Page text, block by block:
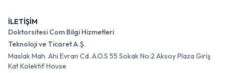
İLETİŞİM
Doktorsitesi Com Bilgi Hizmetleri
Teknoloji ve Ticaret A.Ş.
Maslak Mah. Ahi Evran Cd. A.O.S 55 Sokak No:2 Aksoy Plaza Giriş
Kat Kolektif House